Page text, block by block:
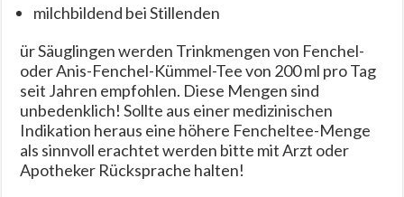
milchbildend bei Stillenden
ür Säuglingen werden Trinkmengen von Fenchel-
oder Anis-Fenchel-Kümmel-Tee von 200 ml pro Tag
seit Jahren empfohlen. Diese Mengen sind
unbedenklich! Sollte aus einer medizinischen
Indikation heraus eine höhere Fencheltee-Menge
als sinnvoll erachtet werden bitte mit Arzt oder
Apotheker Rücksprache halten!